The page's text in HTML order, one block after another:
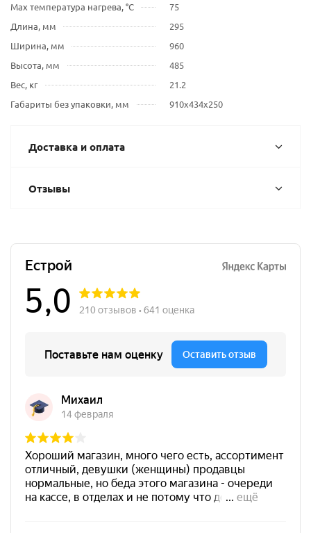
Max температура нагрева, °С
75
Длина, мм
295
Ширина, мм
960
Высота, мм
485
Вес, кг
21.2
Габариты без упаковки, мм
910х434х250
Доставка и оплата
Отзывы